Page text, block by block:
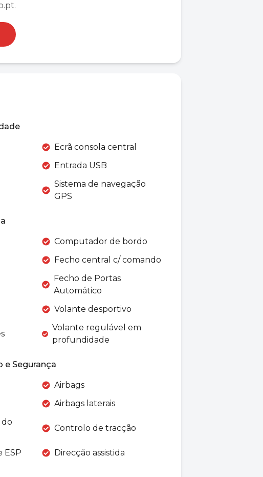
Ecrã consola central
Entrada USB
Sistema de navegação
GPS
Computador de bordo
Fecho central c/ comando
Fecho de Portas
Automático
Volante desportivo
Volante regulável em
profundidade
e Segurança
Airbags
Airbags laterais
Controlo de tracção
ESP
Direcção assistida